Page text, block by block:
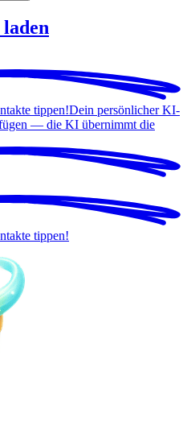
tippen!Dein persönlicher KI-
— die KI übernimmt die
tippen!